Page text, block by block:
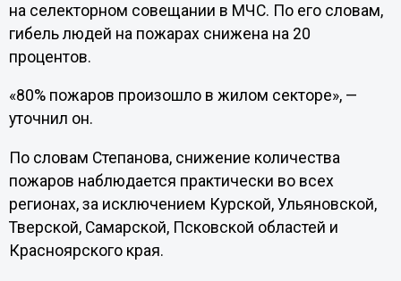
на селекторном совещании в МЧС. По его словам,
гибель людей на пожарах снижена на 20
процентов.
«80% пожаров произошло в жилом секторе», —
уточнил он.
По словам Степанова, снижение количества
пожаров наблюдается практически во всех
регионах, за исключением Курской, Ульяновской,
Тверской, Самарской, Псковской областей и
Красноярского края.